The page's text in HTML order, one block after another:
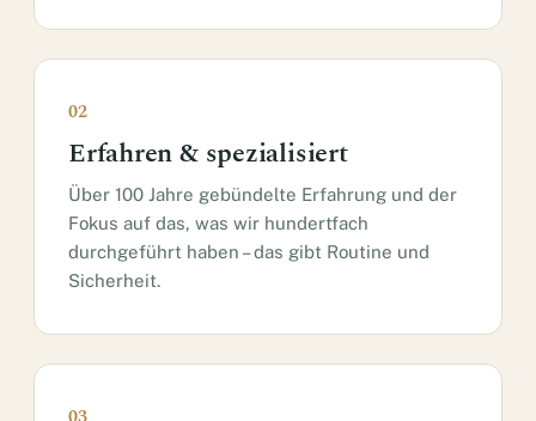
02
Erfahren & spezialisiert
Über 100 Jahre gebündelte Erfahrung und der
Fokus auf das, was wir hundertfach
durchgeführt haben – das gibt Routine und
Sicherheit.